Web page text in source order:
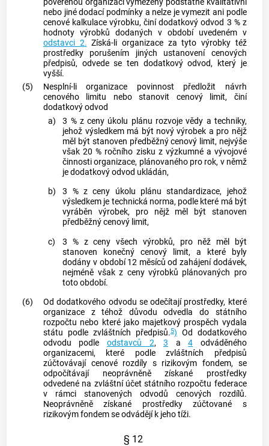
pověřenou organizací vymezeny podstatné kvalitativní
nebo jiné dodací podmínky a nelze je vymezit ani podle
cenové kalkulace výrobku, činí dodatkový odvod 3 % z
hodnoty výrobků dodaných v období uvedeném v
odstavci 2. Získá-li organizace za tyto výrobky též
prostředky porušením jiných ustanovení cenových
předpisů, odvede se ten dodatkový odvod, který je
vyšší.
(5)
Nesplní-li organizace povinnost předložit návrh
cenového limitu nebo stanovit cenový limit, činí
dodatkový odvod
a)
3 % z ceny úkolu plánu rozvoje vědy a techniky,
jehož výsledkem má být nový výrobek a pro nějž
měl být stanoven předběžný cenový limit, nejvýše
však 20 % ročního zisku z výzkumné a vývojové
činnosti organizace, plánovaného pro rok, v němž
je dodatkový odvod ukládán,
b)
3 % z ceny úkolu plánu standardizace, jehož
výsledkem je technická norma, podle které má být
vyráběn výrobek, pro nějž měl být stanoven
předběžný cenový limit,
c)
3 % z ceny všech výrobků, pro něž měl být
stanoven konečný cenový limit, a které byly
dodány v období 12 měsíců od zahájení dodávek,
nejméně však z ceny výrobků plánovaných pro
toto období.
(6)
Od dodatkového odvodu se odečítají prostředky, které
organizace z téhož důvodu odvedla do státního
rozpočtu nebo které jako majetkový prospěch vydala
státu podle zvláštních předpisů.5) Od dodatkového
odvodu podle odstavců 2,3 a4 odváděného
organizacemi, které podle zvláštních předpisů
zúčtovávají cenové rozdíly s rizikovým fondem, se
odpočítávají neoprávněně získané prostředky
odvedené na zvláštní účet státního rozpočtu federace
v rámci stanovených odvodů cenových rozdílů.
Neoprávněně získané prostředky zúčtované s
rizikovým fondem se odvádějí k jeho tíži.
§ 12